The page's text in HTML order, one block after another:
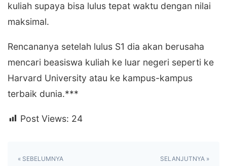
kuliah supaya bisa lulus tepat waktu dengan nilai
maksimal.
Rencananya setelah lulus S1 dia akan berusaha
mencari beasiswa kuliah ke luar negeri seperti ke
Harvard University atau ke kampus-kampus
terbaik dunia.***
Post Views: 24
« SEBELUMNYA SELANJUTNYA »